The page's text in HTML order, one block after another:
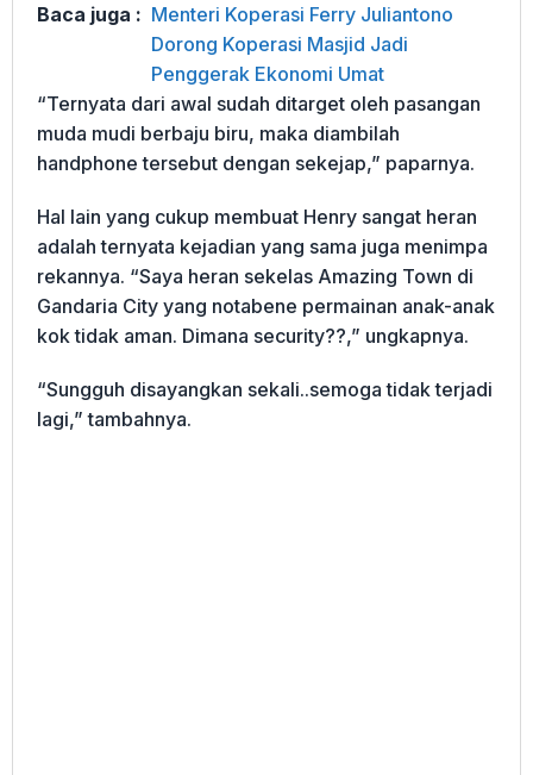
Baca juga : Menteri Koperasi Ferry Juliantono
Dorong Koperasi Masjid Jadi
Penggerak Ekonomi Umat
“Ternyata dari awal sudah ditarget oleh pasangan
muda mudi berbaju biru, maka diambilah
handphone tersebut dengan sekejap,” paparnya.
Hal lain yang cukup membuat Henry sangat heran
adalah ternyata kejadian yang sama juga menimpa
rekannya. “Saya heran sekelas Amazing Town di
Gandaria City yang notabene permainan anak-anak
kok tidak aman. Dimana security??,” ungkapnya.
“Sungguh disayangkan sekali..semoga tidak terjadi
lagi,” tambahnya.